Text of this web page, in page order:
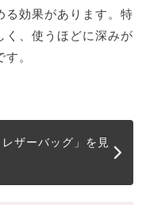
る効果があります。特
く、使うほどに深みが
。
ザーバッグ」を見